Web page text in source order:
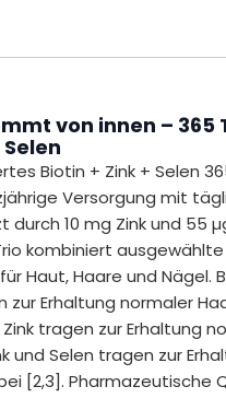
von innen – 365
Biotin + Zink + Selen
Versorgung mit
durch 10 mg Zink und 55
kombiniert ausgewählte
Haut, Haare und Nägel.
zur Erhaltung normaler
Zink tragen zur Erhaltung
und Selen tragen zur
[2,3]. Pharmazeutische